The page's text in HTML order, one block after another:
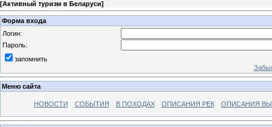
[Активный туризм в Беларуси]
Форма входа
Логин:
Пароль:
запомнить
Меню сайта
НОВОСТИ СОБЫТИЯ В ПОХОДАХ ОПИСАНИЯ РЕК ОПИСАНИЯ